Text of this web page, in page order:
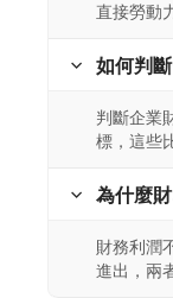
直接勞動
如何判
判斷企業
標，這些
為什麼
財務利潤
進出，兩